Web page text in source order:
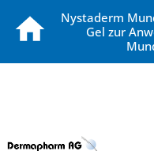
Nystaderm
Gel zur